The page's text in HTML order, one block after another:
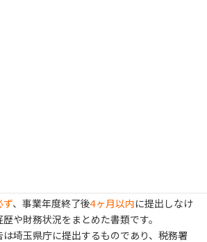
建設業許可なら行政書士古
ず、事業年度終了後4ヶ月以内に提出しなけ
や財務状況をまとめた書類です。
埼玉県庁に提出するものであり、税務署